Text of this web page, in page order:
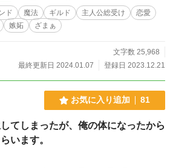
ド 魔法 ギルド 主人公総受け
恋愛
嫉妬 ざまぁ
文字数 25,968
最終更新日 2024.01.07
登録日 2023.12.21
お気に入り追加 81
てしまったが、俺の体になったから
います。